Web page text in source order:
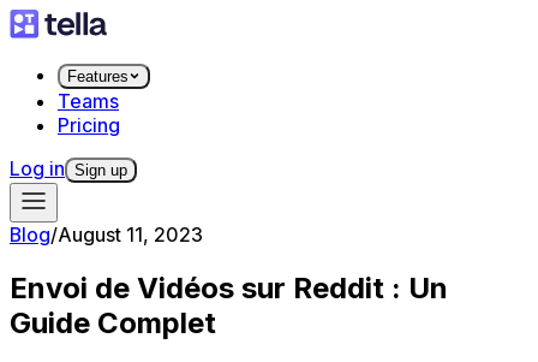
Features
Teams
Pricing
Log in Sign up
Blog/August 11, 2023
Envoi de Vidéos sur Reddit : Un
Guide Complet